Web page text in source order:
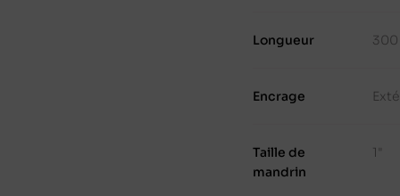
Longueur 300
Encrage
Taille de
mandrin
1"